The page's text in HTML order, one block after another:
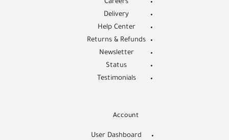
Careers
Delivery
Help Center
Returns & Refunds
Newsletter
Status
Testimonials
Account
User Dashboard